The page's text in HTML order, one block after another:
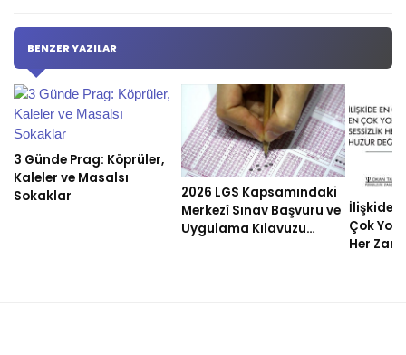
BENZER YAZILAR
3 Günde Prag: Köprüler,
Kaleler ve Masalsı
Sokaklar
2026 LGS Kapsamındaki
Merkezî Sınav Başvuru ve
Uygulama Kılavuzu
İlişkide
Çok
Her